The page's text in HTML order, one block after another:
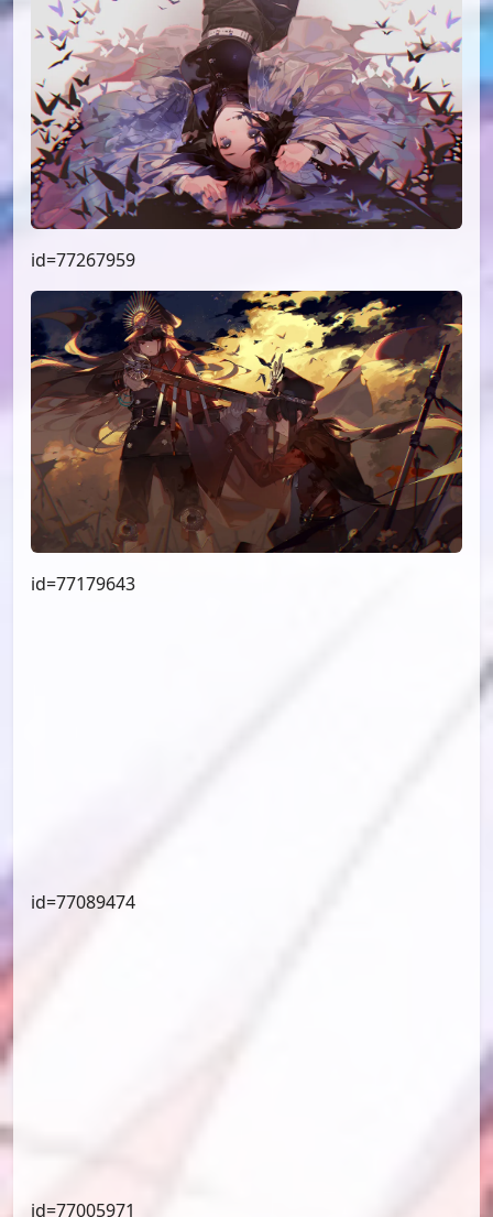
id=77267959
id=77179643
id=77089474
id=77005971